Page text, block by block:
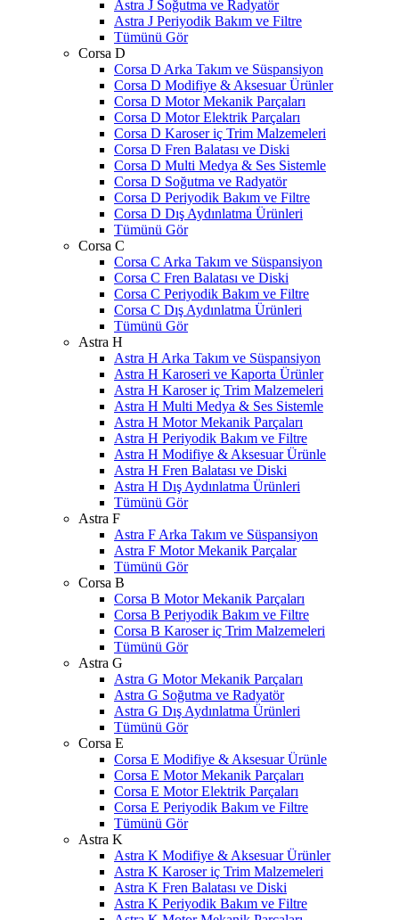
Astra J Soğutma ve Radyatör
Astra J Periyodik Bakım ve Filtre
Tümünü Gör
Corsa D
Corsa D Arka Takım ve Süspansiyon
Corsa D Modifiye & Aksesuar Ürünler
Corsa D Motor Mekanik Parçaları
Corsa D Motor Elektrik Parçaları
Corsa D Karoser iç Trim Malzemeleri
Corsa D Fren Balatası ve Diski
Corsa D Multi Medya & Ses Sistemle
Corsa D Soğutma ve Radyatör
Corsa D Periyodik Bakım ve Filtre
Corsa D Dış Aydınlatma Ürünleri
Tümünü Gör
Corsa C
Corsa C Arka Takım ve Süspansiyon
Corsa C Fren Balatası ve Diski
Corsa C Periyodik Bakım ve Filtre
Corsa C Dış Aydınlatma Ürünleri
Tümünü Gör
Astra H
Astra H Arka Takım ve Süspansiyon
Astra H Karoseri ve Kaporta Ürünler
Astra H Karoser iç Trim Malzemeleri
Astra H Multi Medya & Ses Sistemle
Astra H Motor Mekanik Parçaları
Astra H Periyodik Bakım ve Filtre
Astra H Modifiye & Aksesuar Ürünle
Astra H Fren Balatası ve Diski
Astra H Dış Aydınlatma Ürünleri
Tümünü Gör
Astra F
Astra F Arka Takım ve Süspansiyon
Astra F Motor Mekanik Parçalar
Tümünü Gör
Corsa B
Corsa B Motor Mekanik Parçaları
Corsa B Periyodik Bakım ve Filtre
Corsa B Karoser iç Trim Malzemeleri
Tümünü Gör
Astra G
Astra G Motor Mekanik Parçaları
Astra G Soğutma ve Radyatör
Astra G Dış Aydınlatma Ürünleri
Tümünü Gör
Corsa E
Corsa E Modifiye & Aksesuar Ürünle
Corsa E Motor Mekanik Parçaları
Corsa E Motor Elektrik Parçaları
Corsa E Periyodik Bakım ve Filtre
Tümünü Gör
Astra K
Astra K Modifiye & Aksesuar Ürünler
Astra K Karoser iç Trim Malzemeleri
Astra K Fren Balatası ve Diski
Astra K Periyodik Bakım ve Filtre